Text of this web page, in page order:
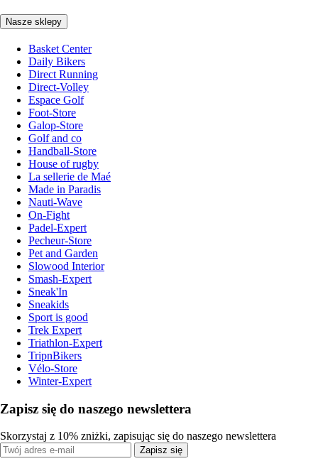
Nasze sklepy
Basket Center
Daily Bikers
Direct Running
Direct-Volley
Espace Golf
Foot-Store
Galop-Store
Golf and co
Handball-Store
House of rugby
La sellerie de Maé
Made in Paradis
Nauti-Wave
On-Fight
Padel-Expert
Pecheur-Store
Pet and Garden
Slowood Interior
Smash-Expert
Sneak'In
Sneakids
Sport is good
Trek Expert
Triathlon-Expert
TripnBikers
Vélo-Store
Winter-Expert
Zapisz się do naszego newslettera
Skorzystaj z 10% zniżki, zapisując się do naszego newslettera
Zapisz się